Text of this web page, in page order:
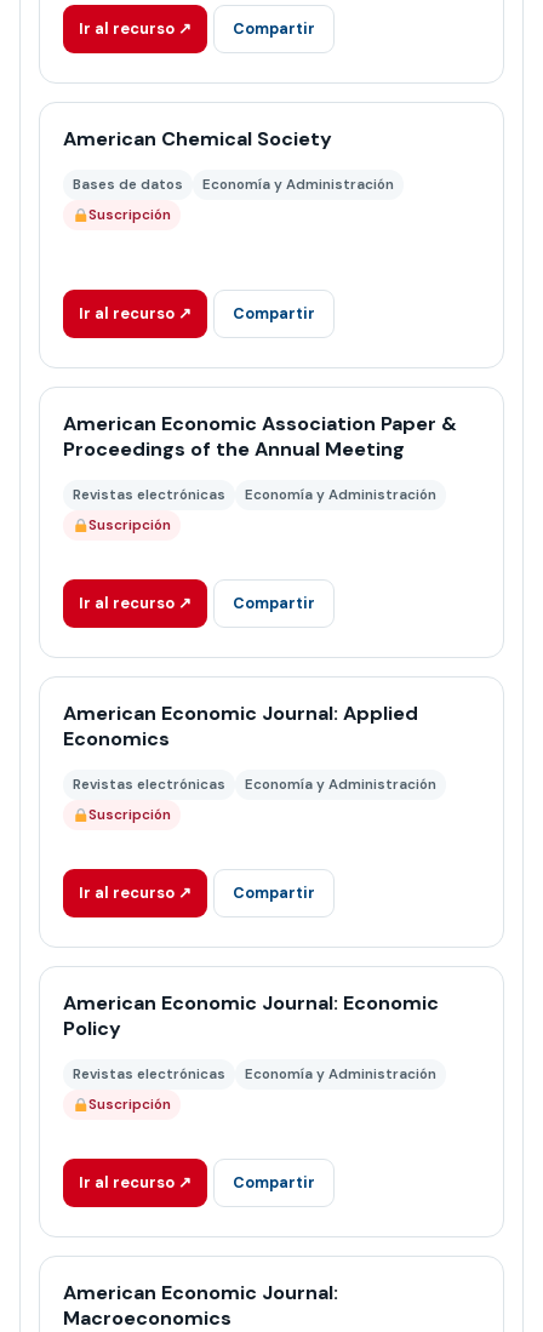
Ir al recurso ↗ Compartir
American Chemical Society
Bases de datos
Economía y Administración
Suscripción
Ir al recurso ↗ Compartir
American Economic Association Paper &
Proceedings of the Annual Meeting
Revistas electrónicas
Economía y Administración
Suscripción
Ir al recurso ↗ Compartir
American Economic Journal: Applied
Economics
Revistas electrónicas
Economía y Administración
Suscripción
Ir al recurso ↗ Compartir
American Economic Journal: Economic
Policy
Revistas electrónicas
Economía y Administración
Suscripción
Ir al recurso ↗ Compartir
American Economic Journal:
Macroeconomics